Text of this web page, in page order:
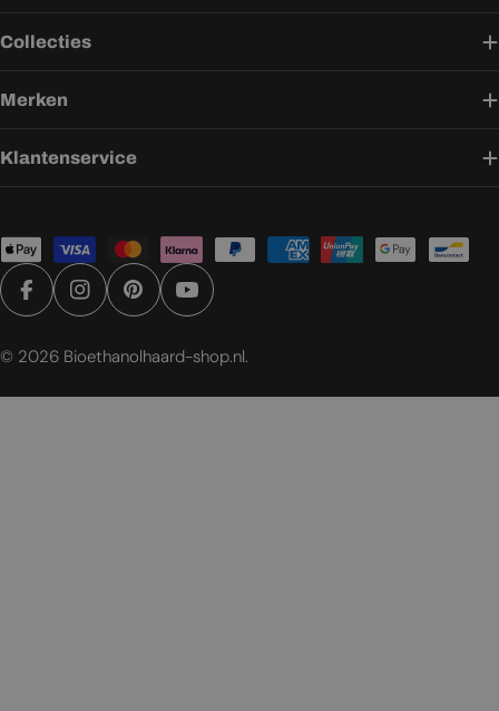
Collecties
Merken
Klantenservice
Betaalmethoden
FacebookInstagramPinterestYouTube
© 2026 Bioethanolhaard-shop.nl.